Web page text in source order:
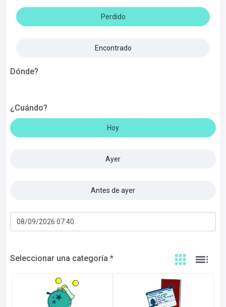
Perdido
Encontrado
Dónde?
¿Cuándo?
Hoy
Ayer
Antes de ayer
Seleccionar una categoría *